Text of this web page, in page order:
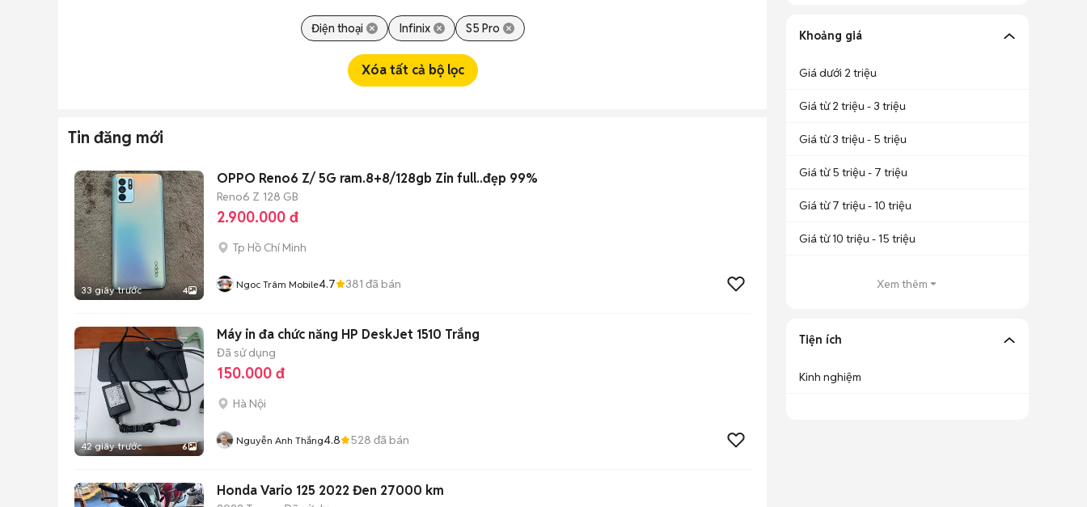
Điện thoại Infinix S5 Pro
Xóa tất cả bộ lọc
Tin đăng mới
33 giây trước 4
OPPO Reno6 Z/ 5G ram.8+8/128gb Zin full..đẹp 99%
Reno6 Z 128 GB
2.900.000 đ
Tp Hồ Chí Minh
Ngoc Trâm Mobile4.7 381 đã bán
42 giây trước 6
Máy in đa chức năng HP DeskJet 1510 Trắng
Đã sử dụng
150.000 đ
Hà Nội
Nguyễn Anh Thắng4.8 528 đã bán
Honda Vario 125 2022 Đen 27000 km
Khoảng giá
Giá dưới 2 triệu
Giá từ 2 triệu - 3 triệu
Giá từ 3 triệu - 5 triệu
Giá từ 5 triệu - 7 triệu
Giá từ 7 triệu - 10 triệu
Giá từ 10 triệu - 15 triệu
Xem thêm
Tiện ích
Kinh nghiệm